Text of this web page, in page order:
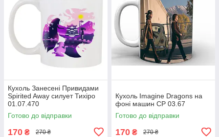
Кухоль Занесені Привидами
Spirited Away силует Тихіро
01.07.470
Готово до відправки
170 ₴ 270 ₴
Кухоль Imagine Dragons на
фоні машин CP 03.67
Готово до відправки
170 ₴ 270 ₴